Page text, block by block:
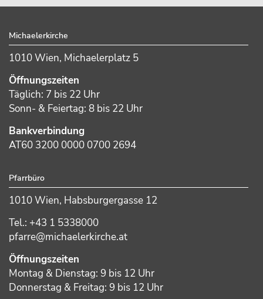
Michaelerkirche
1010 Wien, Michaelerplatz 5
Öffnungszeiten
Täglich: 7 bis 22 Uhr
Sonn- & Feiertag: 8 bis 22 Uhr
Bankverbindung
AT60 3200 0000 0700 2694
Pfarrbüro
1010 Wien, Habsburgergasse 12
Tel.: +43 1 5338000
pfarre@michaelerkirche.at
Öffnungszeiten
Montag & Dienstag: 9 bis 12 Uhr
Donnerstag & Freitag: 9 bis 12 Uhr